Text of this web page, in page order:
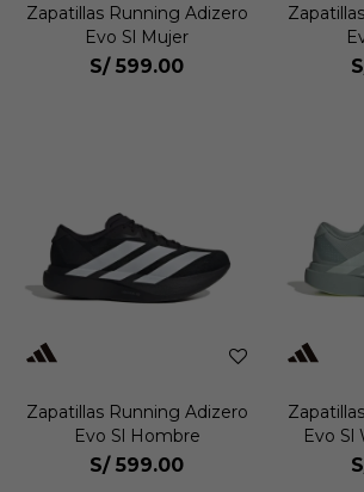
Zapatillas Running Adizero
Evo Sl Mujer
S/ 599.00
Zapatillas Running Adizero
Evo Sl Hombre
S/ 599.00
Evo Sl